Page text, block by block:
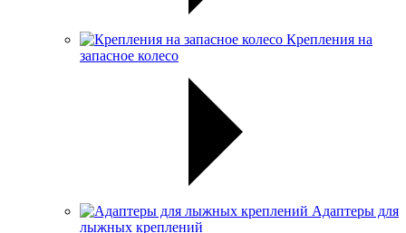
Крепления на
запасное колесо
Адаптеры для
лыжных креплений